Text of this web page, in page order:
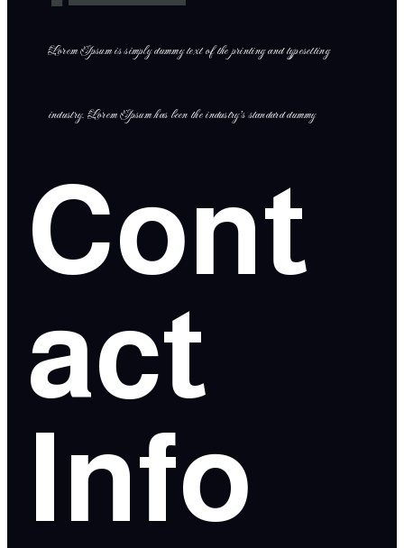
Lorem Ipsum is simply dummy text of the printing and typesetting
industry. Lorem Ipsum has been the industry’s standard dummy
Cont
act
Info